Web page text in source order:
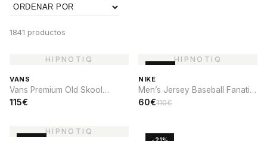
1841 productos
VANS
Vans Premium Old Skool
Cocona
115€
NIKE
Men’s Jersey Baseball Fanatic
x Nike Brooklyn Dodgers
60€110€